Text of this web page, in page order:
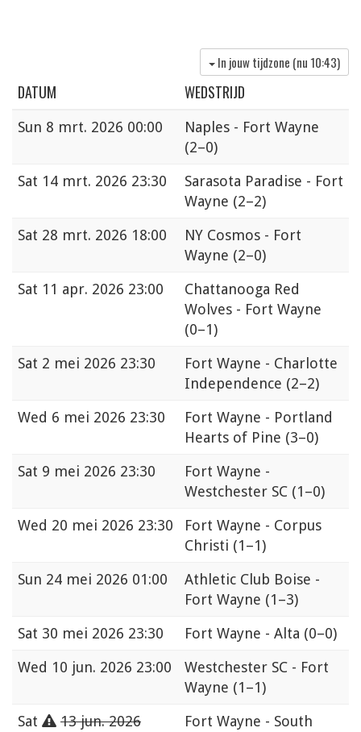
In jouw tijdzone (nu 10:43)
DATUM WEDSTRIJD
Sun 8 mrt. 2026 00:00
Naples - Fort Wayne
(2–0)
Sat 14 mrt. 2026 23:30
Sarasota Paradise - Fort
Wayne (2–2)
Sat 28 mrt. 2026 18:00
NY Cosmos - Fort
Wayne (2–0)
Sat 11 apr. 2026 23:00
Chattanooga Red
Wolves - Fort Wayne
(0–1)
Sat 2 mei 2026 23:30
Fort Wayne - Charlotte
Independence (2–2)
Wed 6 mei 2026 23:30
Fort Wayne - Portland
Hearts of Pine (3–0)
Sat 9 mei 2026 23:30
Fort Wayne -
Westchester SC (1–0)
Wed 20 mei 2026 23:30
Fort Wayne - Corpus
Christi (1–1)
Sun 24 mei 2026 01:00
Athletic Club Boise -
Fort Wayne (1–3)
Sat 30 mei 2026 23:30 Fort Wayne - Alta (0–0)
Wed 10 jun. 2026 23:00
Westchester SC - Fort
Wayne (1–1)
Sat
13 jun. 2026 Fort Wayne - South